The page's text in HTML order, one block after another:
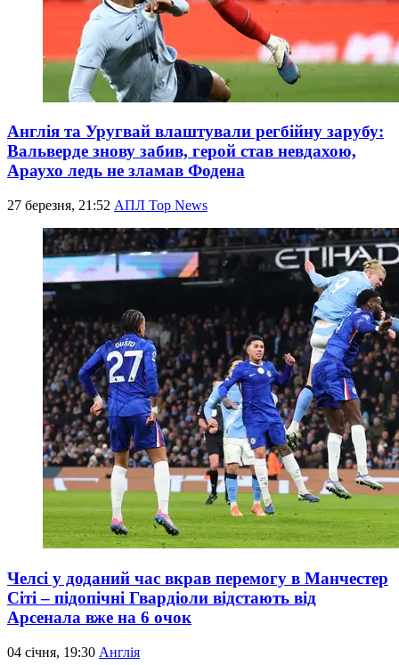
Англія та Уругвай влаштували регбійну зарубу:
Вальверде знову забив, герой став невдахою,
Араухо ледь не зламав Фодена
27 березня, 21:52 АПЛ Top News
Челсі у доданий час вкрав перемогу в Манчестер
Сіті – підопічні Гвардіоли відстають від
Арсенала вже на 6 очок
04 січня, 19:30 Англія